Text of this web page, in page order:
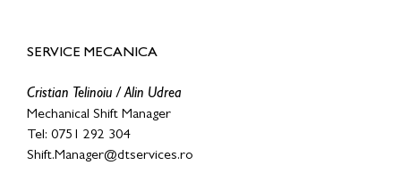
SERVICE MECANICA
Cristian Telinoiu / Alin Udrea
Mechanical Shift Manager
Tel: 0751 292 304
Shift.Manager@dtservices.ro